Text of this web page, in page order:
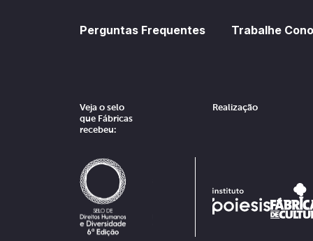
Perguntas Frequentes Trabalhe
Veja o selo
que Fábricas
recebeu:
Realização